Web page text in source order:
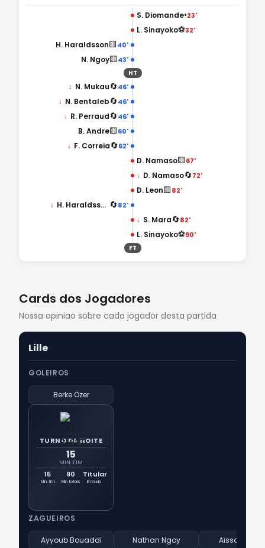
S. Diomande•23'
L. Sinayoko⚽32'
40'
🟨
H. Haraldsson
43'
🟨
N. Ngoy
HT
46'
🔄
↓ N. Mukau
46'
🔄
↓ N. Bentaleb
46'
🔄
↓ R. Perraud
60'
🟨
B. Andre
62'
🔄
↓ F. Correia
D. Namaso🟨67'
↓ D. Namaso🔄72'
D. Leon🟨82'
82'
🔄
↓ H. Haraldsson
↓ S. Mara🔄82'
L. Sinayoko⚽90'
FT
Cards dos Jogadores
Nossa opiniao sobre cada jogador desta partida
Lille
GOLEIROS
Berke Özer
TURNO DA NOITE
15
MIN. FIM
15
Min. fim
90
Min totais
Titular
Entrada
ZAGUEIROS
Ayyoub Bouaddi Nathan Ngoy Aïssa Mandi